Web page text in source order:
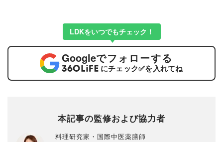
LDKをいつでもチェック！
Googleでフォローする
にチェック✅を入れてね
本記事の監修および協力者
料理研究家・国際中医薬膳師